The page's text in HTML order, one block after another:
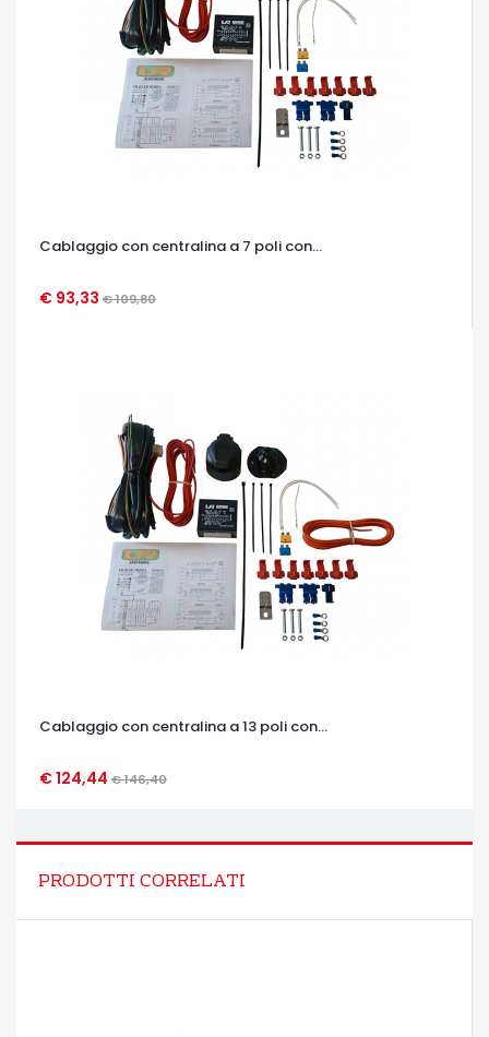
Cablaggio con centralina a 7 poli con...
€ 93,33 € 109,80
OCCHIATA VELOCE
Cablaggio con centralina a 13 poli con...
€ 124,44 € 146,40
OCCHIATA VELOCE
PRODOTTI CORRELATI